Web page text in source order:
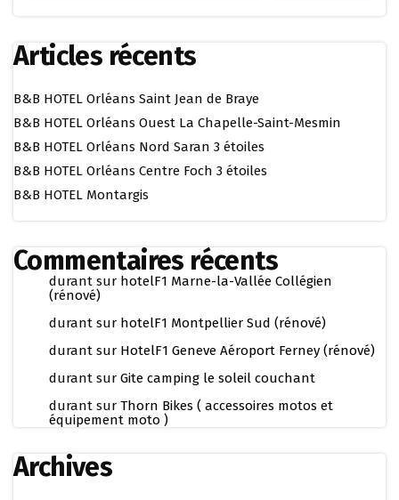
Articles récents
B&B HOTEL Orléans Saint Jean de Braye
B&B HOTEL Orléans Ouest La Chapelle-Saint-Mesmin
B&B HOTEL Orléans Nord Saran 3 étoiles
B&B HOTEL Orléans Centre Foch 3 étoiles
B&B HOTEL Montargis
Commentaires récents
durant sur hotelF1 Marne-la-Vallée Collégien
(rénové)
durant sur hotelF1 Montpellier Sud (rénové)
durant sur HotelF1 Geneve Aéroport Ferney (rénové)
durant sur Gite camping le soleil couchant
durant sur Thorn Bikes ( accessoires motos et
équipement moto )
Archives